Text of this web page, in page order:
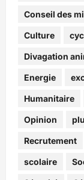
Conseil des
Culture
Divagation
Energie
Humanitaire
Opinion
Recrutement
scolaire